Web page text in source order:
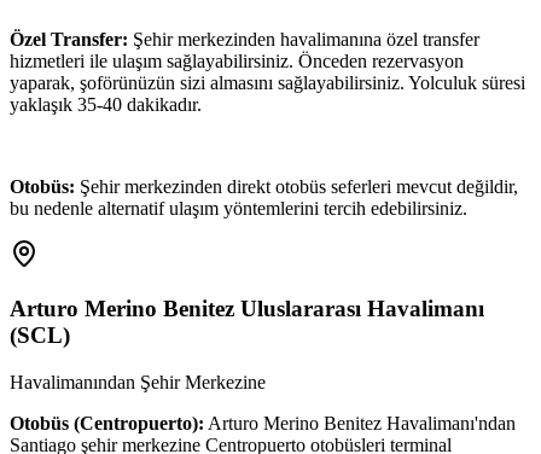
Özel Transfer: Şehir merkezinden havalimanına özel transfer
hizmetleri ile ulaşım sağlayabilirsiniz. Önceden rezervasyon
yaparak, şoförünüzün sizi almasını sağlayabilirsiniz. Yolculuk süresi
yaklaşık 35-40 dakikadır.
Otobüs: Şehir merkezinden direkt otobüs seferleri mevcut değildir,
bu nedenle alternatif ulaşım yöntemlerini tercih edebilirsiniz.
Arturo Merino Benitez Uluslararası Havalimanı
(SCL)
Havalimanından Şehir Merkezine
Otobüs (Centropuerto): Arturo Merino Benitez Havalimanı'ndan
Santiago şehir merkezine Centropuerto otobüsleri terminal